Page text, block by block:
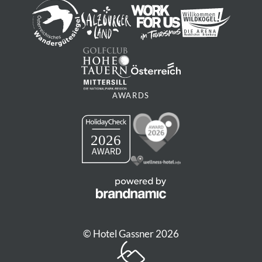
Frequentierung können Wellen entstehen –
passe deine Geschwindigkeit bitte den
Gegebenheiten an.
Rodel festhalten: Immer an der Schlaufe
halten, um Gefährdungen und Verlust zu
vermeiden.
empfehlen wir Skibrille, Schal, Mütze, Skihose
oder Gamaschen, Handschuhe und feste Stiefel
(keine Skischuhe).
Rodel der Eltern mitfahren. Tipp: Mit Helm
nicht gefährdet oder geschädigt werden.
Alkohol & Suchtmittel: Beeinträchtigen
AWARDS
© Hotel Gassner 2026